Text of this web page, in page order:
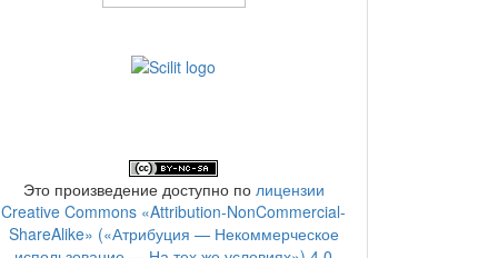
Это произведение доступно по лицензии
Creative Commons «Attribution-NonCommercial-
ShareAlike» («Атрибуция — Некоммерческое